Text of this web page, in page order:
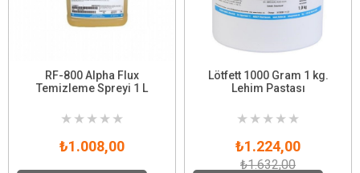
RF-800 Alpha Flux
Temizleme Spreyi 1 L
★ ★ ★ ★ ★
₺1.008,00
Lötfett 1000 Gram 1 kg.
Lehim Pastası
★ ★ ★ ★ ★
₺1.224,00
₺1.632,00